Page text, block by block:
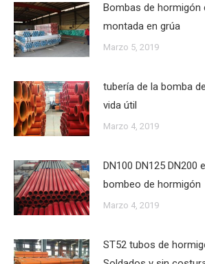
Bombas de hormigón
montada en grúa
Marzo 5, 2019
tubería de la bomba
vida útil
Marzo 4, 2019
DN100 DN125 DN200
bombeo de hormigón
Marzo 4, 2019
ST52 tubos de